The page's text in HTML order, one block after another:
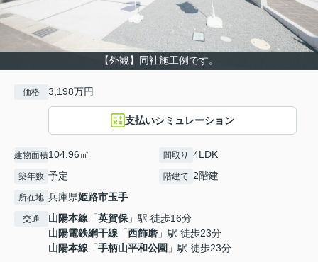
【外観】同社施工例です。
価格 3,198万円
支払いシミュレーション
建物面積104.96㎡ 間取り 4LDK
築年数 予定 階建て 2階建
所在地 兵庫県姫路市玉手
交通 山陽本線 「英賀保」駅 徒歩16分
山陽電鉄網干線 「西飾磨 」駅 徒歩23分
山陽本線 「手柄山平和公園 」駅 徒歩23分